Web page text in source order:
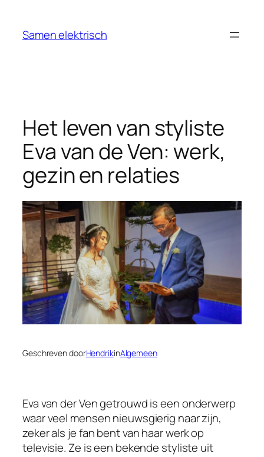
Samen elektrisch
Het leven van styliste
Eva van de Ven: werk,
gezin en relaties
Geschreven doorHendrikinAlgemeen
Eva van der Ven getrouwd is een onderwerp
waar veel mensen nieuwsgierig naar zijn,
zeker als je fan bent van haar werk op
televisie. Ze is een bekende styliste uit